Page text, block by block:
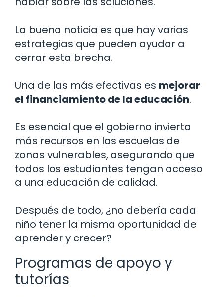
La buena noticia es que hay varias
estrategias que pueden ayudar a
cerrar esta brecha.
Una de las más efectivas es mejorar
el financiamiento de la educación.
Es esencial que el gobierno invierta
más recursos en las escuelas de
zonas vulnerables, asegurando que
todos los estudiantes tengan acceso
a una educación de calidad.
Después de todo, ¿no debería cada
niño tener la misma oportunidad de
aprender y crecer?
Programas de apoyo y
tutorías